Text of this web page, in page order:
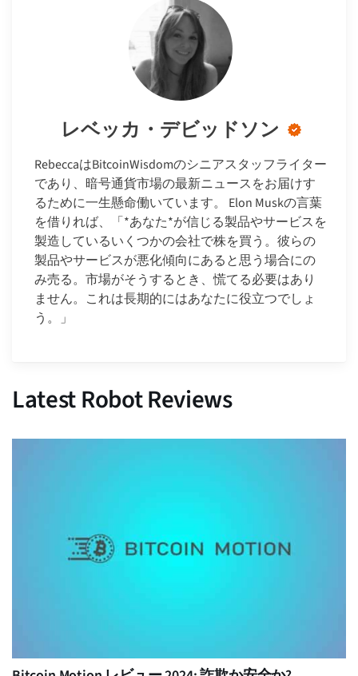
レベッカ・デビッドソン
RebeccaはBitcoinWisdomのシニアスタッフライター
であり、暗号通貨市場の最新ニュースをお届けす
るために一生懸命働いています。 Elon Muskの言葉
を借りれば、「*あなた*が信じる製品やサービスを
製造しているいくつかの会社で株を買う。彼らの
製品やサービスが悪化傾向にあると思う場合にの
み売る。市場がそうするとき、慌てる必要はあり
ません。これは長期的にはあなたに役立つでしょ
う。」
Latest Robot Reviews